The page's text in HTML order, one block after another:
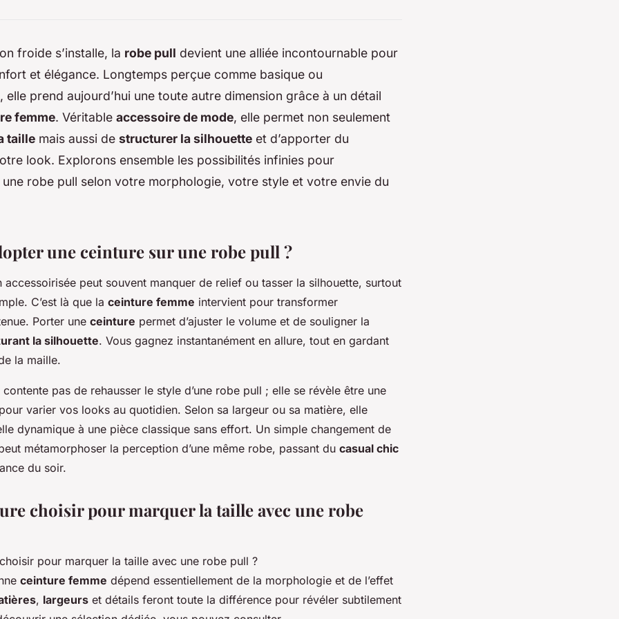
froide s’installe, la robe pull devient une alliée incontournable pour
et élégance. Longtemps perçue comme basique ou
elle prend aujourd’hui une toute autre dimension grâce à un détail
femme. Véritable accessoire de mode, elle permet non seulement
taille mais aussi de structurer la silhouette et d’apporter du
look. Explorons ensemble les possibilités infinies pour
robe pull selon votre morphologie, votre style et votre envie du
une ceinture sur une robe pull ?
peut souvent manquer de relief ou tasser la silhouette, surtout
C’est là que la ceinture femme intervient pour transformer
Porter une ceinture permet d’ajuster le volume et de souligner la
la silhouette. Vous gagnez instantanément en allure, tout en gardant
la maille.
pas de rehausser le style d’une robe pull ; elle se révèle être une
varier vos looks au quotidien. Selon sa largeur ou sa matière, elle
dynamique à une pièce classique sans effort. Un simple changement de
métamorphoser la perception d’une même robe, passant du casual chic
du soir.
choisir pour marquer la taille avec une robe
ceinture femme dépend essentiellement de la morphologie et de l’effet
, largeurs et détails feront toute la différence pour révéler subtilement